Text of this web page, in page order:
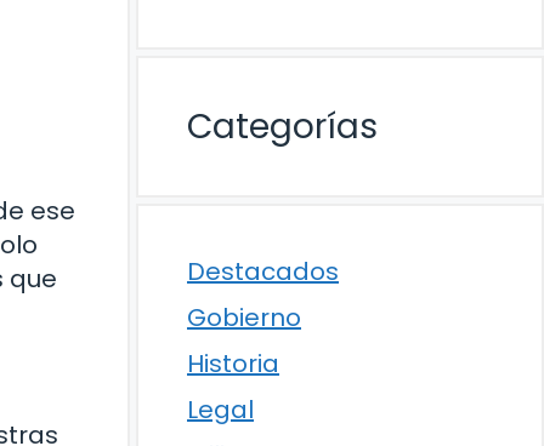
ese
que
Categorías
Destacados
Gobierno
Historia
Legal